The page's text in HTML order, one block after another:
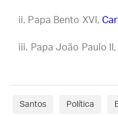
Papa Bento XVI,
Papa João Paulo II,
Santos Política